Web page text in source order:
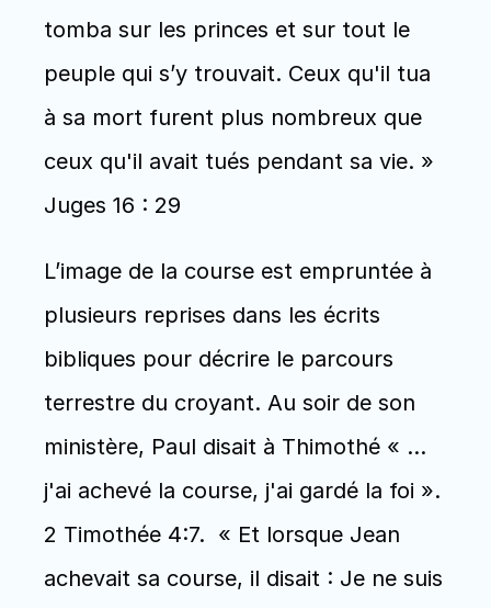
tomba sur les princes et sur tout le
peuple qui s’y trouvait. Ceux qu'il tua
à sa mort furent plus nombreux que
ceux qu'il avait tués pendant sa vie. »
Juges 16 : 29
L’image de la course est empruntée à
plusieurs reprises dans les écrits
bibliques pour décrire le parcours
terrestre du croyant. Au soir de son
ministère, Paul disait à Thimothé « …
j'ai achevé la course, j'ai gardé la foi ».
2 Timothée 4:7.  « Et lorsque Jean
achevait sa course, il disait : Je ne suis